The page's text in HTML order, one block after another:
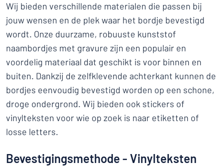
Wij bieden verschillende materialen die passen bij
jouw wensen en de plek waar het bordje bevestigd
wordt. Onze duurzame, robuuste kunststof
naambordjes met gravure zijn een populair en
voordelig materiaal dat geschikt is voor binnen en
buiten. Dankzij de zelfklevende achterkant kunnen de
bordjes eenvoudig bevestigd worden op een schone,
droge ondergrond. Wij bieden ook stickers of
vinylteksten voor wie op zoek is naar etiketten of
losse letters.
Bevestigingsmethode - Vinylteksten